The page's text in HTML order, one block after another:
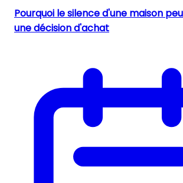
Pourquoi le silence d'une maison
une décision d'achat